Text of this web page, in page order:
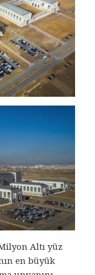
Altı yüz
en büyük